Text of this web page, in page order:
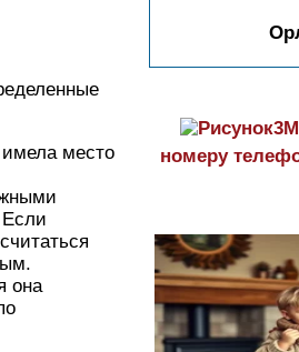
имела место
она
номеру